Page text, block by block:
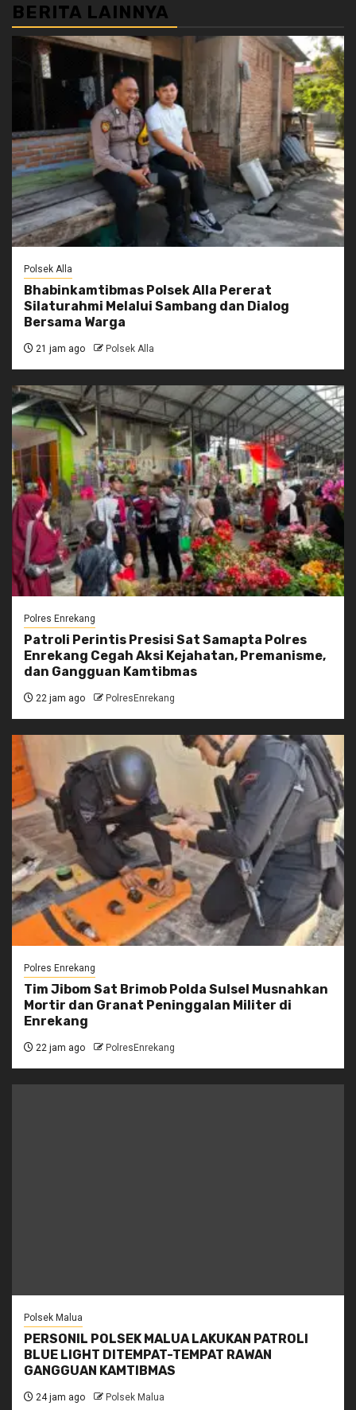
BERITA LAINNYA
Polsek Alla
Bhabinkamtibmas Polsek Alla Pererat
Silaturahmi Melalui Sambang dan Dialog
Bersama Warga
21 jam ago Polsek Alla
Polres Enrekang
Patroli Perintis Presisi Sat Samapta Polres
Enrekang Cegah Aksi Kejahatan, Premanisme,
dan Gangguan Kamtibmas
22 jam ago PolresEnrekang
Polres Enrekang
Tim Jibom Sat Brimob Polda Sulsel Musnahkan
Mortir dan Granat Peninggalan Militer di
Enrekang
22 jam ago PolresEnrekang
Polsek Malua
PERSONIL POLSEK MALUA LAKUKAN PATROLI
BLUE LIGHT DITEMPAT-TEMPAT RAWAN
GANGGUAN KAMTIBMAS
24 jam ago Polsek Malua